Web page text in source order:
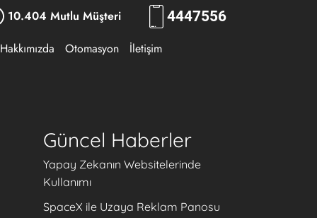
10.404 Mutlu Müşteri 4447556
Hakkımızda Otomasyon İletişim
Güncel Haberler
Yapay Zekanın Websitelerinde
Kullanımı
SpaceX ile Uzaya Reklam Panosu